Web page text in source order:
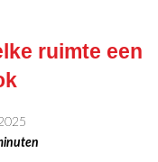
ruimte een